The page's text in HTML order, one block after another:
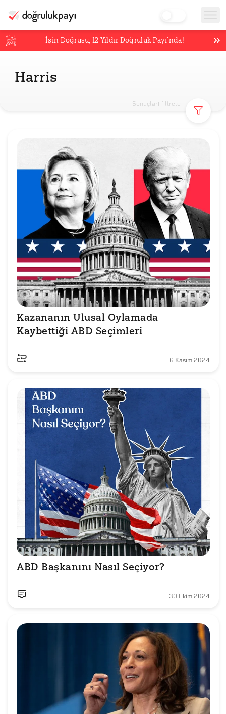
İşin Doğrusu,12 Yıldır Doğruluk Payı’nda!
Harris
Sonuçları filtrele
Kazananın Ulusal Oylamada
Kaybettiği ABD Seçimleri
6 Kasım 2024
30 Ekim 2024